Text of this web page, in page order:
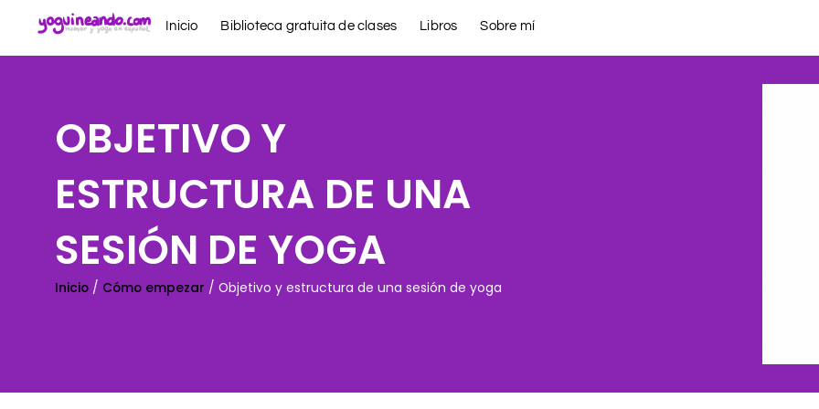
contenido
Inicio Biblioteca gratuita de clases Libros Sobre mí
OBJETIVO Y
ESTRUCTURA DE UNA
SESIÓN DE YOGA
Inicio / Cómo empezar / Objetivo y estructura de una sesión de yoga